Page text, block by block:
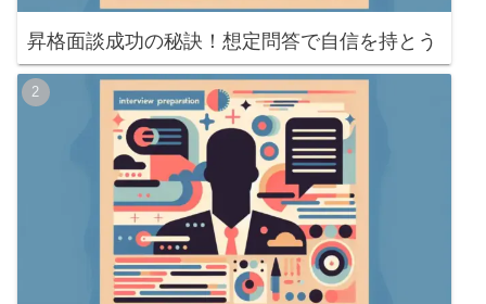
昇格面談成功の秘訣！想定問答で自信を持とう